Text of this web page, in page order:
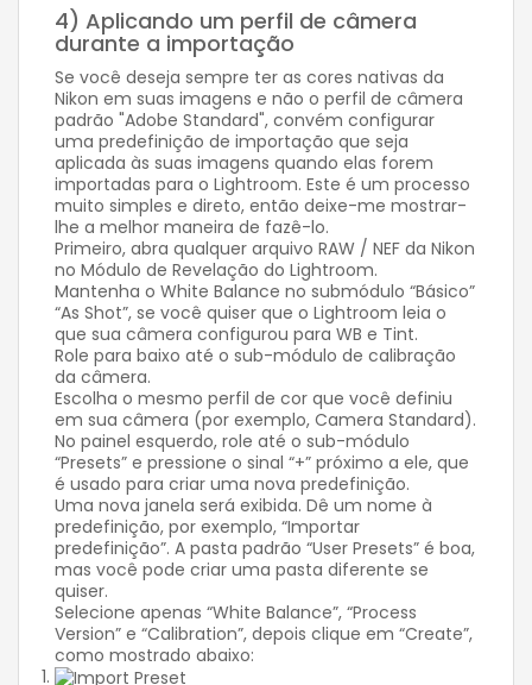
4) Aplicando um perfil de câmera
durante a importação
Se você deseja sempre ter as cores nativas da
Nikon em suas imagens e não o perfil de câmera
padrão "Adobe Standard", convém configurar
uma predefinição de importação que seja
aplicada às suas imagens quando elas forem
importadas para o Lightroom. Este é um processo
muito simples e direto, então deixe-me mostrar-
lhe a melhor maneira de fazê-lo.
Primeiro, abra qualquer arquivo RAW / NEF da Nikon
no Módulo de Revelação do Lightroom.
Mantenha o White Balance no submódulo “Básico”
“As Shot”, se você quiser que o Lightroom leia o
que sua câmera configurou para WB e Tint.
Role para baixo até o sub-módulo de calibração
da câmera.
Escolha o mesmo perfil de cor que você definiu
em sua câmera (por exemplo, Camera Standard).
No painel esquerdo, role até o sub-módulo
“Presets” e pressione o sinal “+” próximo a ele, que
é usado para criar uma nova predefinição.
Uma nova janela será exibida. Dê um nome à
predefinição, por exemplo, “Importar
predefinição”. A pasta padrão “User Presets” é boa,
mas você pode criar uma pasta diferente se
quiser.
Selecione apenas “White Balance”, “Process
Version” e “Calibration”, depois clique em “Create”,
como mostrado abaixo: